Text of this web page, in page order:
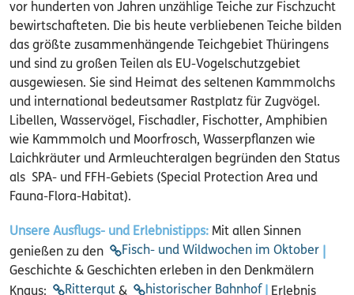
vor hunderten von Jahren unzählige Teiche zur Fischzucht
bewirtschafteten. Die bis heute verbliebenen Teiche bilden
das größte zusammenhängende Teichgebiet Thüringens
und sind zu großen Teilen als EU-Vogelschutzgebiet
ausgewiesen. Sie sind Heimat des seltenen Kammmolchs
und international bedeutsamer Rastplatz für Zugvögel.
Libellen, Wasservögel, Fischadler, Fischotter, Amphibien
wie Kammmolch und Moorfrosch, Wasserpflanzen wie
Laichkräuter und Armleuchteralgen begründen den Status
als SPA- und FFH-Gebiets (Special Protection Area und
Fauna-Flora-Habitat).
Unsere Ausflugs- und Erlebnistipps: Mit allen Sinnen
genießen zu den
Fisch- und Wildwochen im Oktober
Geschichte & Geschichten erleben in den Denkmälern
Knaus:
Rittergut & historischer Bahnhof
Erlebnis